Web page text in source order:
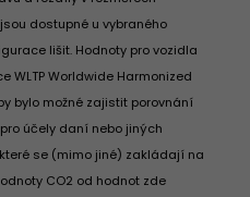
dostupné u vybraného
lišit. Hodnoty pro vozidla
WLTP Worldwide Harmonized
bylo možné zajistit porovnání
účely daní nebo jiných
se (mimo jiné) zakládají na
CO2 od hodnot zde